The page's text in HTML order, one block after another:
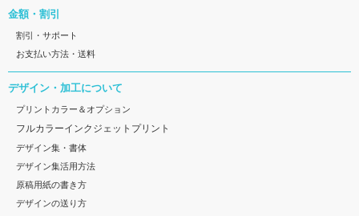
金額・割引
割引・サポート
お支払い方法・送料
デザイン・加工について
プリントカラー＆オプション
フルカラーインクジェットプリント
デザイン集・書体
デザイン集活用方法
原稿用紙の書き方
デザインの送り方